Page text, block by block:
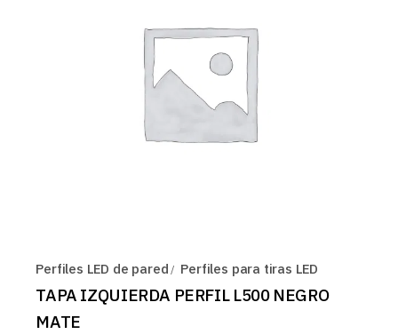
Perfiles LED de pared Perfiles para tiras LED
TAPA IZQUIERDA PERFIL L500 NEGRO
MATE